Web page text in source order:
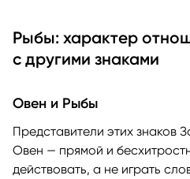
Рыбы: характер
с другими знаками
Овен и Рыбы
Представители этих знаков
Овен — прямой и
действовать, а не играть